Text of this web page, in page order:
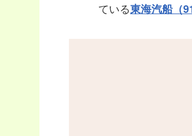
ている東海汽船（